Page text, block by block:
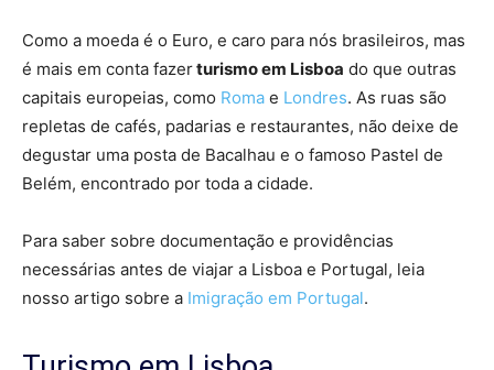
Como a moeda é o Euro, e caro para nós brasileiros, mas
é mais em conta fazerturismo em Lisboa do que outras
capitais europeias, como Roma e Londres. As ruas são
repletas de cafés, padarias e restaurantes, não deixe de
degustar uma posta de Bacalhau e o famoso Pastel de
Belém, encontrado por toda a cidade.
Para saber sobre documentação e providências
necessárias antes de viajar a Lisboa e Portugal, leia
nosso artigo sobre a Imigração em Portugal.